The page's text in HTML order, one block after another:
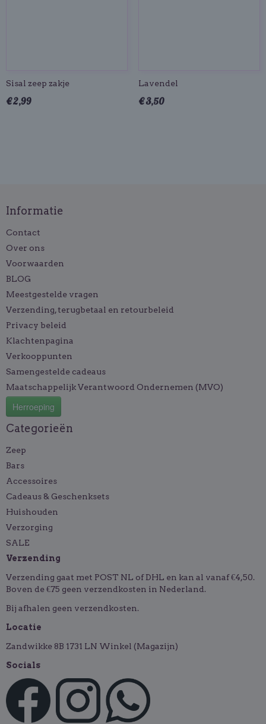
Sisal zeep zakje
€ 2,99
Lavendel
€ 3,50
Informatie
Contact
Over ons
Voorwaarden
BLOG
Meestgestelde vragen
Verzending, terugbetaal en retourbeleid
Privacy beleid
Klachtenpagina
Verkooppunten
Samengestelde cadeaus
Maatschappelijk Verantwoord Ondernemen (MVO)
Herroeping
Categorieën
Zeep
Bars
Accessoires
Cadeaus & Geschenksets
Huishouden
Verzorging
SALE
Verzending
Verzending gaat met POST NL of DHL en kan al vanaf €4,50.
Boven de €75 geen verzendkosten in Nederland.
Bij afhalen geen verzendkosten.
Locatie
Zandwikke 8B 1731 LN Winkel (Magazijn)
Socials